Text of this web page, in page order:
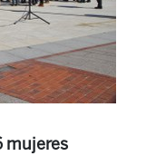
mujeres